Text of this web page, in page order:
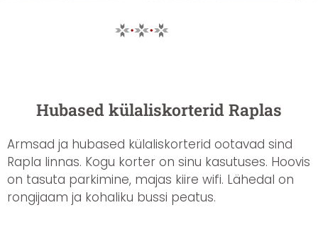
Hubased külaliskorterid Raplas
Armsad ja hubased külaliskorterid ootavad sind
Rapla linnas. Kogu korter on sinu kasutuses. Hoovis
on tasuta parkimine, majas kiire wifi. Lähedal on
rongijaam ja kohaliku bussi peatus.